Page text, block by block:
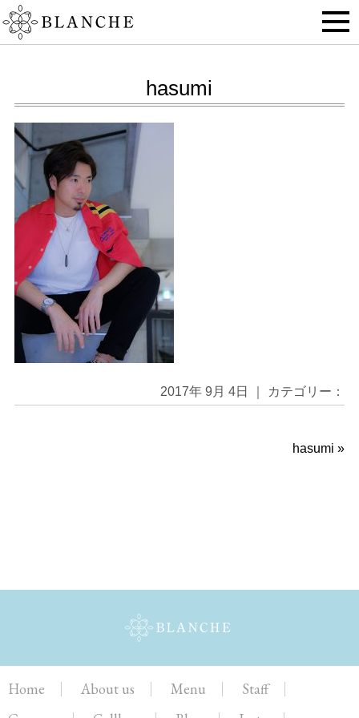
hasumi
2017年 9月 4日 ｜ カテゴリー：
hasumi »
Home About us Menu
Staff